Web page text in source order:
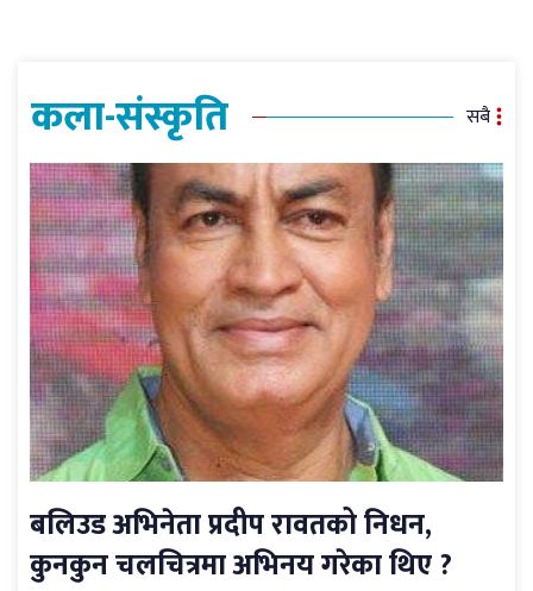
कला-संस्कृति सबै
बलिउड अभिनेता प्रदीप रावतको निधन,
कुनकुन चलचित्रमा अभिनय गरेका थिए ?